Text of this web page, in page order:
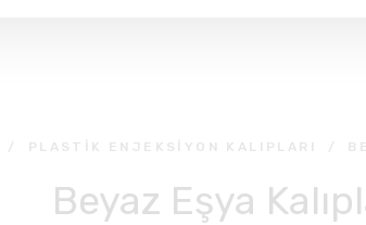
/ PLASTIK ENJEKSIYON KALIPLARI /
Beyaz Eşya